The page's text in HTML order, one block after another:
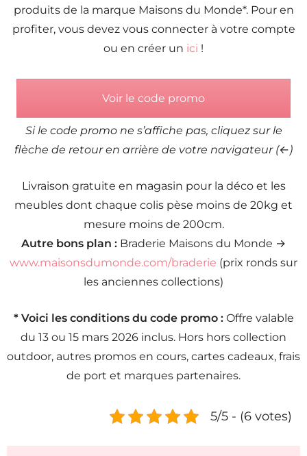
produits de la marque Maisons du Monde*. Pour en
profiter, vous devez vous connecter à votre compte
ou en créer un ici !
Voir le code promo
Si le code promo ne s’affiche pas, cliquez sur le
flèche de retour en arrière de votre navigateur (←)
Livraison gratuite en magasin pour la déco et les
meubles dont chaque colis pèse moins de 20kg et
mesure moins de 200cm.
Autre bons plan : Braderie Maisons du Monde →
www.maisonsdumonde.com/braderie (prix ronds sur
les anciennes collections)
* Voici les conditions du code promo :Offre valable
du 13 ou 15 mars 2026 inclus. Hors hors collection
outdoor, autres promos en cours, cartes cadeaux, frais
de port et marques partenaires.
5/5 - (6 votes)